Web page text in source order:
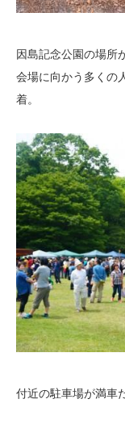
因島記念公園の場所
会場に向かう多くの
着。
付近の駐車場が満車